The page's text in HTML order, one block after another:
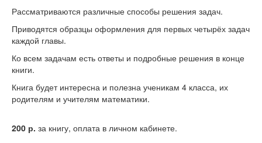
Рассматриваются различные способы решения задач.
Приводятся образцы оформления для первых четырёх задач
каждой главы.
Ко всем задачам есть ответы и подробные решения в конце
книги.
Книга будет интересна и полезна ученикам 4 класса, их
родителям и учителям математики.
200 р. за книгу, оплата в личном кабинете.